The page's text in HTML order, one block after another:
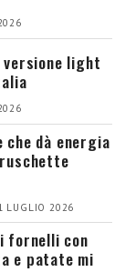
versione light
che dà energia
LUGLIO 2026
fornelli con
e patate mi